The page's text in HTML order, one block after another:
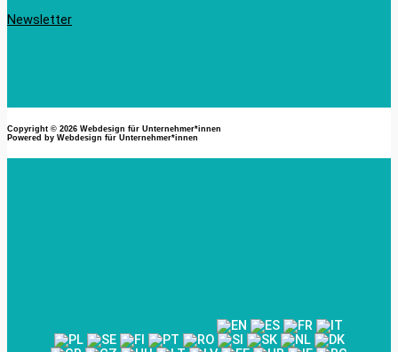
Newsletter
Copyright © 2026 Webdesign für Unternehmer*innen
Powered by Webdesign für Unternehmer*innen